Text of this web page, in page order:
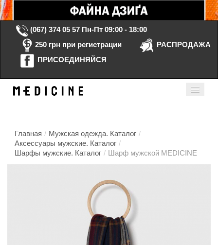
(067) 374 05 57 Пн-Пт 09:00 - 18:00
250 грн при регистрации
РАСПРОДАЖА
ПРИСОЕДИНЯЙСЯ
Главная / Мужская одежда. Каталог /
Аксессуары мужские. Каталог /
Шарфы мужские. Каталог / Шарф мужской MEDICINE